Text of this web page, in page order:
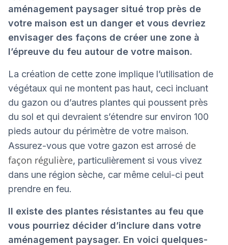
aménagement paysager situé trop près de
votre maison est un danger et vous devriez
envisager des façons de créer une zone à
l’épreuve du feu autour de votre maison.
La création de cette zone implique l’utilisation de
végétaux qui ne montent pas haut, ceci incluant
du gazon ou d’autres plantes qui poussent près
du sol et qui devraient s’étendre sur environ 100
pieds autour du périmètre de votre maison.
Assurez-vous que votre gazon est arrosé de
façon régulière, particulièrement si vous vivez
dans une région sèche, car même celui-ci peut
prendre en feu.
Il existe des plantes résistantes au feu que
vous pourriez décider d’inclure dans votre
aménagement paysager. En voici quelques-